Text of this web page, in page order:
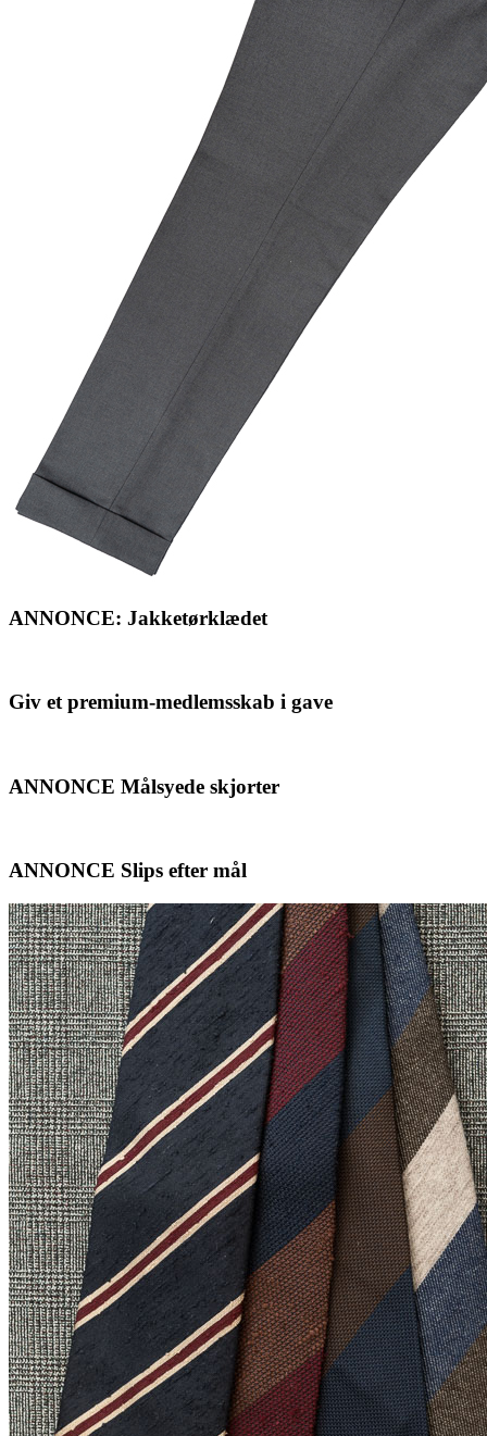
ANNONCE: Jakketørklædet
Giv et premium-medlemsskab i gave
ANNONCE Målsyede skjorter
ANNONCE Slips efter mål